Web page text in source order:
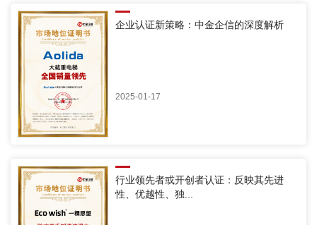
企业认证新策略：中金企信的深度解析
2025-01-17
行业领先者或开创者认证：反映其先进
性、优越性、独...